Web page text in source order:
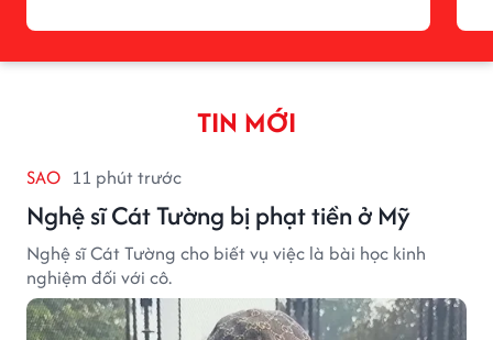
TIN MỚI
SAO 11 phút trước
Nghệ sĩ Cát Tường bị phạt tiền ở Mỹ
Nghệ sĩ Cát Tường cho biết vụ việc là bài học kinh
nghiệm đối với cô.